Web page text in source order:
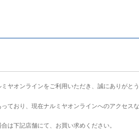
ミヤオンラインをご利用いただき、誠にありがとう
ており、現在ナルミヤオンラインへのアクセス
は下記店舗にて、お買い求めください。